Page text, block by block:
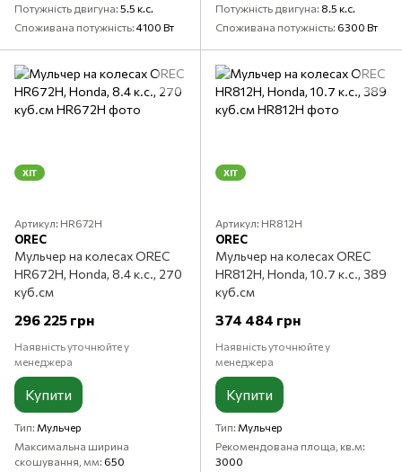
Потужність двигуна 5.5 к.с.
Споживана потужність 4100 Вт
Потужність двигуна 8.5 к.с.
Споживана потужність 6300 Вт
ХІТ
Артикул: HR672H
OREC
Мульчер на колесах OREC
HR672H, Honda, 8.4 к.с., 270
куб.см
296 225 грн
Наявність уточнюйте у
менеджера
Купити
Тип Мульчер
Максимальна ширина
скошування, мм 650
ХІТ
Артикул: HR812H
OREC
Мульчер на колесах OREC
HR812H, Honda, 10.7 к.с., 389
куб.см
374 484 грн
Наявність уточнюйте у
менеджера
Купити
Тип Мульчер
Рекомендована площа, кв.м
3000